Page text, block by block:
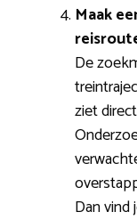
Maak
De
ziet
Dan